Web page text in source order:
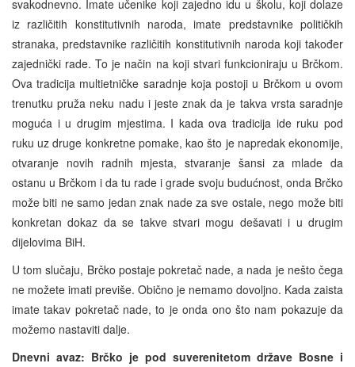
svakodnevno. Imate učenike koji zajedno idu u školu, koji dolaze
iz različitih konstitutivnih naroda, imate predstavnike političkih
stranaka, predstavnike različitih konstitutivnih naroda koji također
zajednički rade. To je način na koji stvari funkcioniraju u Brčkom.
Ova tradicija multietničke saradnje koja postoji u Brčkom u ovom
trenutku pruža neku nadu i jeste znak da je takva vrsta saradnje
moguća i u drugim mjestima. I kada ova tradicija ide ruku pod
ruku uz druge konkretne pomake, kao što je napredak ekonomije,
otvaranje novih radnih mjesta, stvaranje šansi za mlade da
ostanu u Brčkom i da tu rade i grade svoju budućnost, onda Brčko
može biti ne samo jedan znak nade za sve ostale, nego može biti
konkretan dokaz da se takve stvari mogu dešavati i u drugim
dijelovima BiH.
U tom slučaju, Brčko postaje pokretač nade, a nada je nešto čega
ne možete imati previše. Obično je nemamo dovoljno. Kada zaista
imate takav pokretač nade, to je onda ono što nam pokazuje da
možemo nastaviti dalje.
Dnevni avaz: Brčko je pod suverenitetom države Bosne i